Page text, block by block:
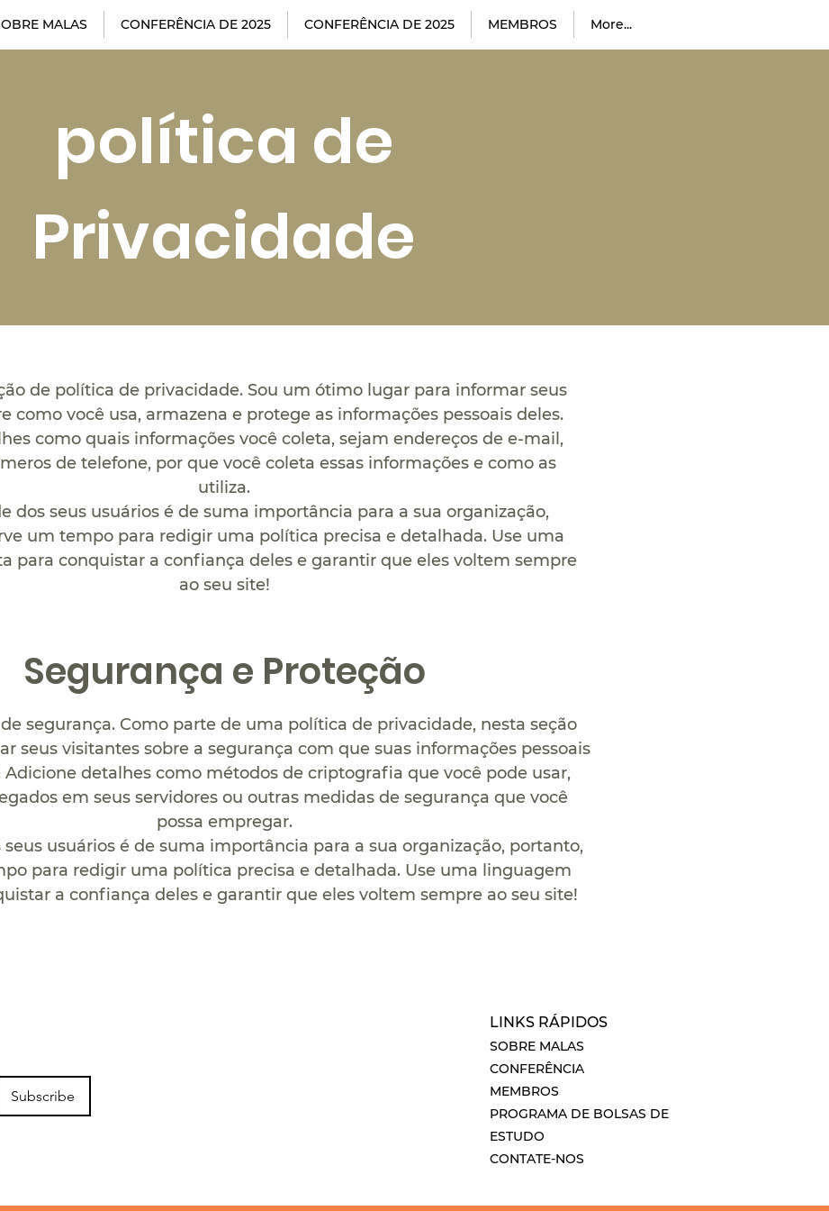
MALAS CONFERÊNCIA DE 2025 CONFERÊNCIA DE 2025 MEMBROS More...
política de
Privacidade
de política de privacidade. Sou um ótimo lugar para informar seus
como você usa, armazena e protege as informações pessoais deles.
como quais informações você coleta, sejam endereços de e-mail,
de telefone, por que você coleta essas informações e como as
utiliza.
dos seus usuários é de suma importância para a sua organização,
um tempo para redigir uma política precisa e detalhada. Use uma
para conquistar a confiança deles e garantir que eles voltem sempre
ao seu site!
Segurança e Proteção
segurança. Como parte de uma política de privacidade, nesta seção
seus visitantes sobre a segurança com que suas informações pessoais
Adicione detalhes como métodos de criptografia que você pode usar,
em seus servidores ou outras medidas de segurança que você
possa empregar.
seus usuários é de suma importância para a sua organização, portanto,
para redigir uma política precisa e detalhada. Use uma linguagem
a confiança deles e garantir que eles voltem sempre ao seu site!
Subscribe
LINKS RÁPIDOS
SOBRE MALAS
CONFERÊNCIA
MEMBROS
PROGRAMA DE BOLSAS DE
ESTUDO
CONTATE-NOS